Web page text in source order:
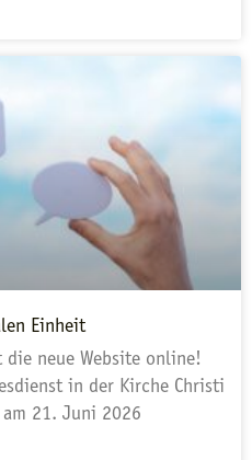
Einheit
neue Website online!
in der Kirche Christi
21. Juni 2026